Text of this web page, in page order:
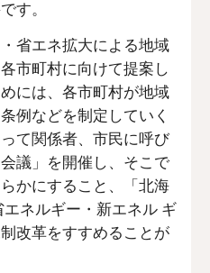
す。
省エネ拡大による地域
市町村に向けて提案し
には、各市町村が地域
例などを制定していく
て関係者、市民に呼び
議」を開催し、そこで
かにすること、「北海
ネルギー・新エネル ギ
改革をすすめることが